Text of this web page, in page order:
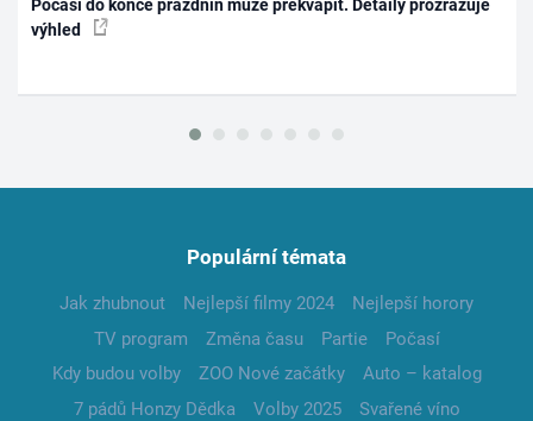
Počasí do konce prázdnin může překvapit. Detaily prozrazuje
výhled
Populární témata
Jak zhubnout Nejlepší filmy 2024
Nejlepší horory
TV program
Změna času Partie
Počasí
Kdy budou volby
ZOO Nové začátky
Auto – katalog
7 pádů Honzy Dědka
Volby 2025
Svařené víno